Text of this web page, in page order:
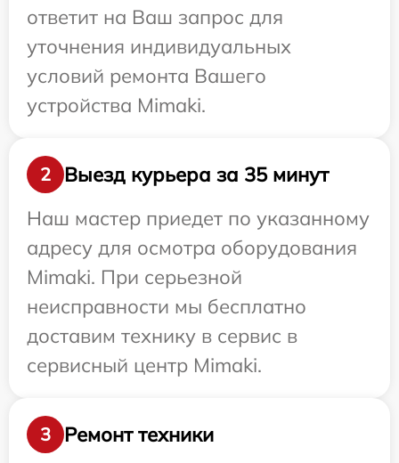
ответит на Ваш запрос для
уточнения индивидуальных
условий ремонта Вашего
устройства Mimaki.
2
Выезд курьера за 35 минут
Наш мастер приедет по указанному
адресу для осмотра оборудования
Mimaki. При серьезной
неисправности мы бесплатно
доставим технику в сервис в
сервисный центр Mimaki.
3 Ремонт техники